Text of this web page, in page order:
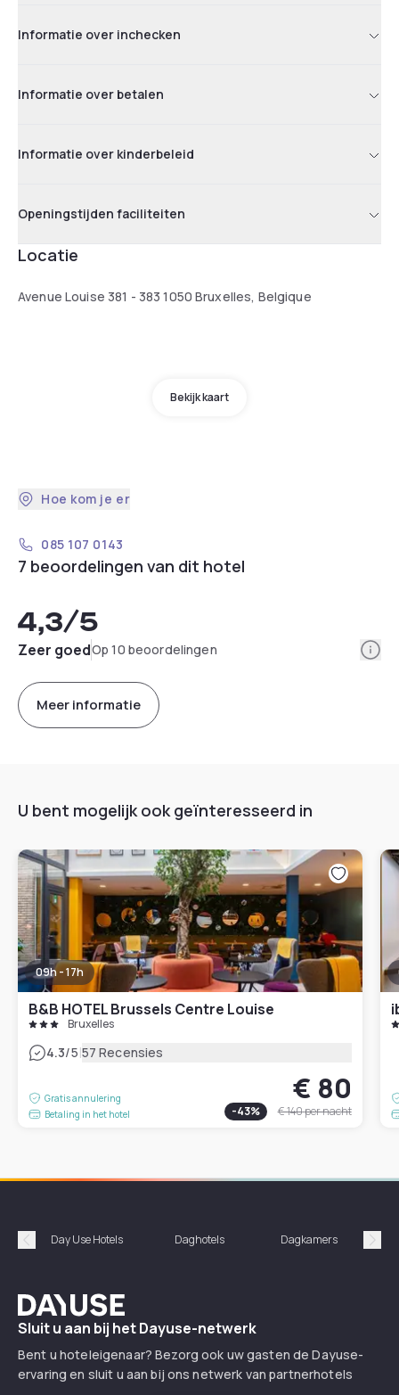
Informatie over inchecken
Informatie over betalen
Informatie over kinderbeleid
Openingstijden faciliteiten
Locatie
Avenue Louise 381 - 383 1050 Bruxelles, Belgique
Bekijk kaart
Hoe kom je er
085 107 0143
7 beoordelingen van dit hotel
4,3/5
Zeer goedOp 10 beoordelingen
Meer informatie
U bent mogelijk ook geïnteresseerd in
09h - 17h
B&B HOTEL Brussels Centre Louise
Bruxelles
4.3/5|57 Recensies
Gratis annulering
Betaling in het hotel
€ 80
-43% € 140per nacht
Précédent
Day Use Hotels Daghotels Dagkamers
Dayuse
Sluit u aan bij het Dayuse-netwerk
Bent u hoteleigenaar? Bezorg ook uw gasten de Dayuse-
ervaring en sluit u aan bij ons netwerk van partnerhotels